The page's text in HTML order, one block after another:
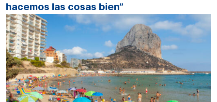
hacemos las cosas bien”